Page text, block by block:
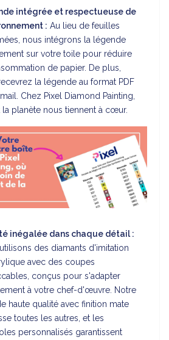
intégrée et respectueuse de
: Au lieu de feuilles
nous intégrons la légende
sur votre toile pour réduire
de papier. De plus,
la légende au format PDF
Chez Pixel Diamond Painting,
la planète nous tiennent à cœur.
inégalée dans chaque détail :
des diamants d'imitation
avec des coupes
conçus pour s'adapter
à votre chef-d'œuvre. Notre
haute qualité avec finition mate
toutes les autres, et les
personnalisés garantissent